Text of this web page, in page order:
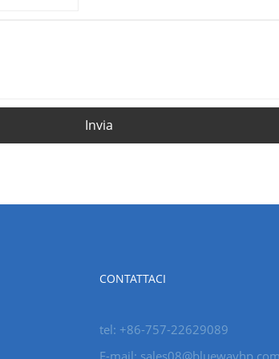
Invia
CONTATTACI
tel: +86-757-22629089
E-mail: